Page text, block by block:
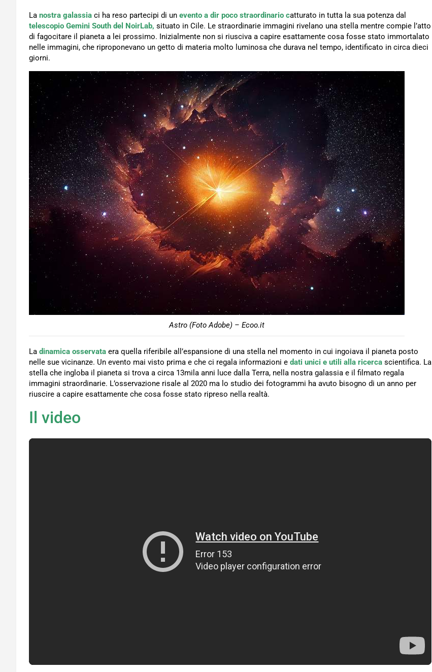
La nostra galassia ci ha reso partecipi di un evento a dir poco straordinario catturato in tutta la sua potenza dal
telescopio Gemini South del NoirLab, situato in Cile. Le straordinarie immagini rivelano una stella mentre compie l’atto
di fagocitare il pianeta a lei prossimo. Inizialmente non si riusciva a capire esattamente cosa fosse stato immortalato
nelle immagini, che riproponevano un getto di materia molto luminosa che durava nel tempo, identificato in circa dieci
giorni.
Astro (Foto Adobe) – Ecoo.it
La dinamica osservata era quella riferibile all’espansione di una stella nel momento in cui ingoiava il pianeta posto
nelle sue vicinanze. Un evento mai visto prima e che ci regala informazioni e dati unici e utili alla ricerca scientifica. La
stella che ingloba il pianeta si trova a circa 13mila anni luce dalla Terra, nella nostra galassia e il filmato regala
immagini straordinarie. L’osservazione risale al 2020 ma lo studio dei fotogrammi ha avuto bisogno di un anno per
riuscire a capire esattamente che cosa fosse stato ripreso nella realtà.
Il video